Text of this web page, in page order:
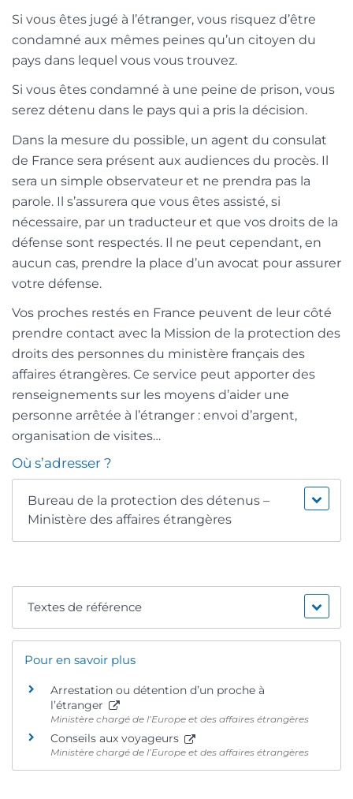
Si vous êtes jugé à l’étranger, vous risquez d’être
condamné aux mêmes peines qu’un citoyen du
pays dans lequel vous vous trouvez.
Si vous êtes condamné à une peine de prison, vous
serez détenu dans le pays qui a pris la décision.
Dans la mesure du possible, un agent du consulat
de France sera présent aux audiences du procès. Il
sera un simple observateur et ne prendra pas la
parole. Il s’assurera que vous êtes assisté, si
nécessaire, par un traducteur et que vos droits de la
défense sont respectés. Il ne peut cependant, en
aucun cas, prendre la place d’un avocat pour assurer
votre défense.
Vos proches restés en France peuvent de leur côté
prendre contact avec la Mission de la protection des
droits des personnes du ministère français des
affaires étrangères. Ce service peut apporter des
renseignements sur les moyens d’aider une
personne arrêtée à l’étranger : envoi d’argent,
organisation de visites…
Où s’adresser ?
Bureau de la protection des détenus –
Ministère des affaires étrangères
Textes de référence
Pour en savoir plus
Arrestation ou détention d’un proche à
l’étranger
Ministère chargé de l’Europe et des affaires étrangères
Conseils aux voyageurs
Ministère chargé de l’Europe et des affaires étrangères